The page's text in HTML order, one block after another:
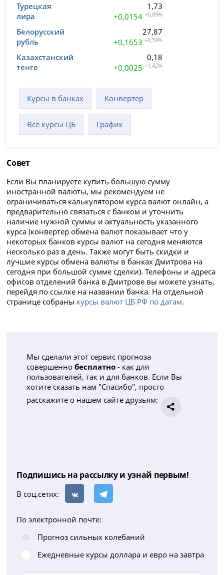
Турецкая
лира
1,73
+0,0154 +0,89%
Белорусский
рубль
27,87
+0,1653 +0,59%
Казахстанский
тенге
0,18
+0,0025 +1,42%
Курсы в банках Конвертер
Все курсы ЦБ График
Совет
Если Вы планируете купить большую сумму
иностранной валюты, мы рекомендуем не
ограничиваться калькулятором курса валют онлайн, а
предварительно связаться с банком и уточнить
наличие нужной суммы и актуальность указанного
курса (конвертер обмена валют показывает что у
некоторых банков курсы валют на сегодня меняются
несколько раз в день. Также могут быть скидки и
лучшие курсы обмена валюты в банках Дмитрова на
сегодня при большой сумме сделки). Телефоны и адреса
офисов отделений банка в Дмитрове вы можете узнать,
перейдя по ссылке на названии банка. На отдельной
странице собраны курсы валют ЦБ РФ по датам.
Мы сделали этот сервис прогноза
совершеннобесплатно - как для
пользователей, так и для банков. Если Вы
хотите сказать нам "Спасибо", просто
расскажите о нашем сайте друзьям:
Подпишись на рассылку и узнай первым!
В соц.сетях:
По электронной почте:
Прогноз сильных колебаний
Ежедневные курсы доллара и евро на завтра